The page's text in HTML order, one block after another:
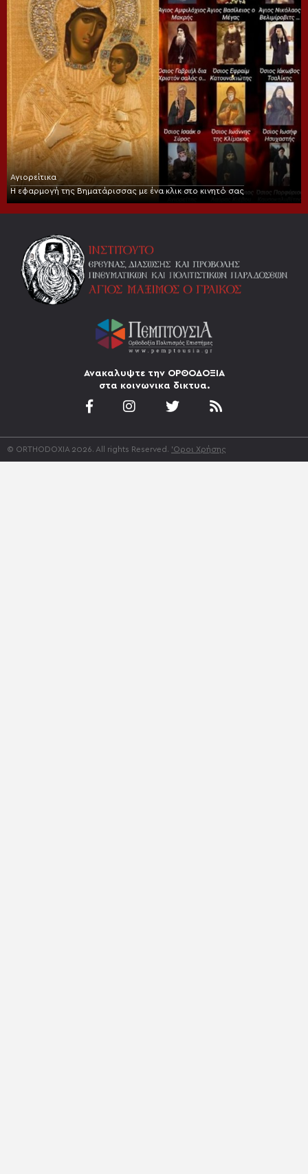
Αγιορείτικα
Η εφαρμογή της Βηματάρισσας με ένα κλικ στο κινητό σας
Ανακαλυψτε την ΟΡΘΟΔΟΞΙΑ
στα κοινωνικα δικτυα.
© ORTHODOXIA 2026. All rights Reserved. 'Οροι Χρήσης